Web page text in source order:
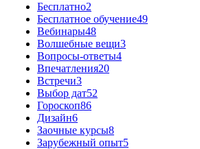
Бесплатно2
Бесплатное обучение49
Вебинары48
Волшебные вещи3
Вопросы-ответы4
Впечатления20
Встречи3
Выбор дат52
Гороскоп86
Дизайн6
Заочные курсы8
Зарубежный опыт5